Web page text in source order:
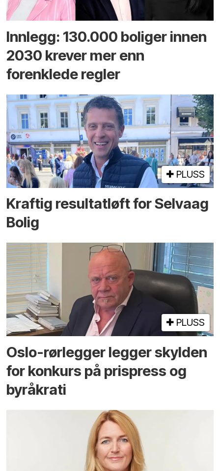
Innlegg: 130.000 boliger innen
2030 krever mer enn
forenklede regler
PLUSS
Kraftig resultatløft for Selvaag
Bolig
PLUSS
Oslo-rørlegger legger skylden
for konkurs på prispress og
byråkrati